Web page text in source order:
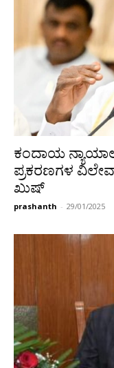
ಕಂದಾಯ
ಪ್ರಕರಣಗಳ
ಖುಷ್
prashanth - 29/01/2025